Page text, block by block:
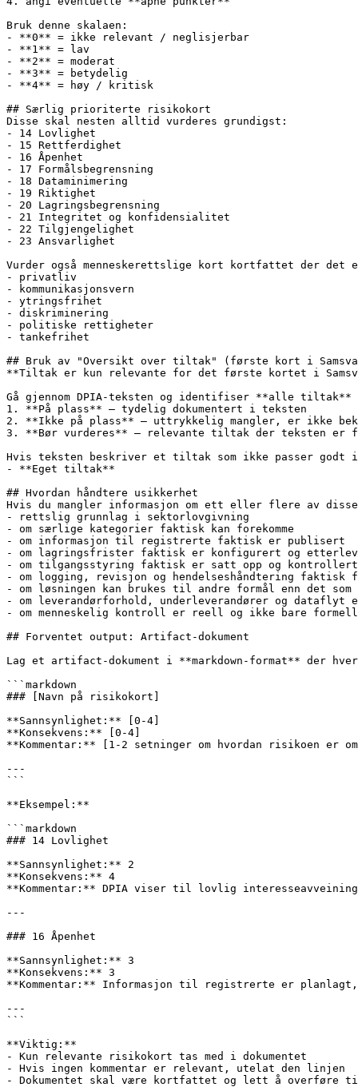
Bruk denne skalaen:
- **0** = ikke relevant / neglisjerbar
- **1** = lav
- **2** = moderat
- **3** = betydelig
- **4** = høy / kritisk
## Særlig prioriterte risikokort
Disse skal nesten alltid vurderes grundigst:
- 14 Lovlighet
- 15 Rettferdighet
- 16 Åpenhet
- 17 Formålsbegrensning
- 18 Dataminimering
- 19 Riktighet
- 20 Lagringsbegrensning
- 21 Integritet og konfidensialitet
- 22 Tilgjengelighet
- 23 Ansvarlighet
Vurder også menneskerettslige kort kortfattet der
- privatliv
- kommunikasjonsvern
- ytringsfrihet
- diskriminering
- politiske rettigheter
- tankefrihet
## Bruk av "Oversikt over tiltak" (første kort i
**Tiltak er kun relevante for det første kortet i
Gå gjennom DPIA-teksten og identifiser **alle
1. **På plass** – tydelig dokumentert i teksten
2. **Ikke på plass** – uttrykkelig mangler, er ikke
3. **Bør vurderes** – relevante tiltak der teksten er
Hvis teksten beskriver et tiltak som ikke passer godt
- **Eget tiltak**
## Hvordan håndtere usikkerhet
Hvis du mangler informasjon om ett eller flere av
- rettslig grunnlag i sektorlovgivning
- om særlige kategorier faktisk kan forekomme
- om informasjon til registrerte faktisk er publisert
- om lagringsfrister faktisk er konfigurert og
- om tilgangsstyring faktisk er satt opp og kontrollert
- om logging, revisjon og hendelseshåndtering faktisk
- om løsningen kan brukes til andre formål enn det som
- om leverandørforhold, underleverandører og
- om menneskelig kontroll er reell og ikke bare formell
## Forventet output: Artifact-dokument
Lag et artifact-dokument i **markdown-format** der
```markdown
### [Navn på risikokort]
**Sannsynlighet:** [0-4]
**Konsekvens:** [0-4]
**Kommentar:** [1-2 setninger om hvordan risikoen er
---
```
**Eksempel:**
```markdown
### 14 Lovlighet
**Sannsynlighet:** 2
**Konsekvens:** 4
**Kommentar:** DPIA viser til lovlig
---
### 16 Åpenhet
**Sannsynlighet:** 3
**Konsekvens:** 3
**Kommentar:** Informasjon til registrerte er
---
```
**Viktig:**
- Kun relevante risikokort tas med i dokumentet
- Hvis ingen kommentar er relevant, utelat den linjen
- Dokumentet skal være kortfattet og lett å overføre til